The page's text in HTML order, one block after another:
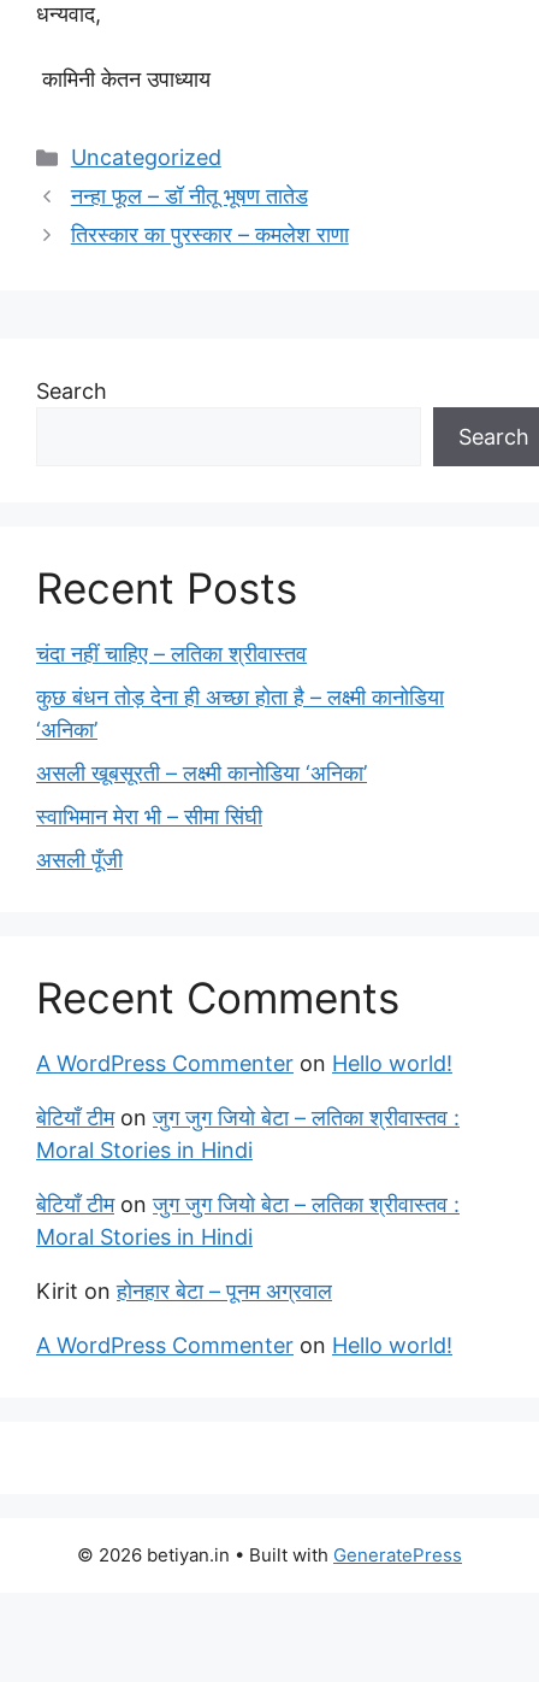
धन्यवाद,
कामिनी केतन उपाध्याय
Categories
Uncategorized
नन्हा फूल – डॉ नीतू भूषण तातेड
तिरस्कार का पुरस्कार – कमलेश राणा
Search
Search
Recent Posts
चंदा नहीं चाहिए – लतिका श्रीवास्तव
कुछ बंधन तोड़ देना ही अच्छा होता है – लक्ष्मी कानोडिया
‘अनिका’
असली खूबसूरती – लक्ष्मी कानोडिया ‘अनिका’
स्वाभिमान मेरा भी – सीमा सिंघी
असली पूँजी
Recent Comments
A WordPress Commenter on Hello world!
बेटियाँ टीमonजुग जुग जियो बेटा – लतिका श्रीवास्तव :
Moral Stories in Hindi
बेटियाँ टीमonजुग जुग जियो बेटा – लतिका श्रीवास्तव :
Moral Stories in Hindi
Kirit onहोनहार बेटा – पूनम अग्रवाल
A WordPress Commenter on Hello world!
© 2026 betiyan.in • Built with GeneratePress